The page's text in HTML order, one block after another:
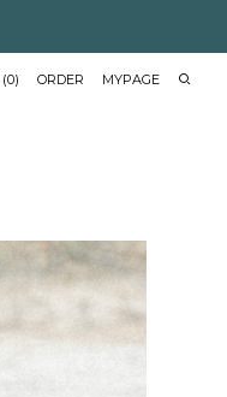
(0) ORDER MYPAGE